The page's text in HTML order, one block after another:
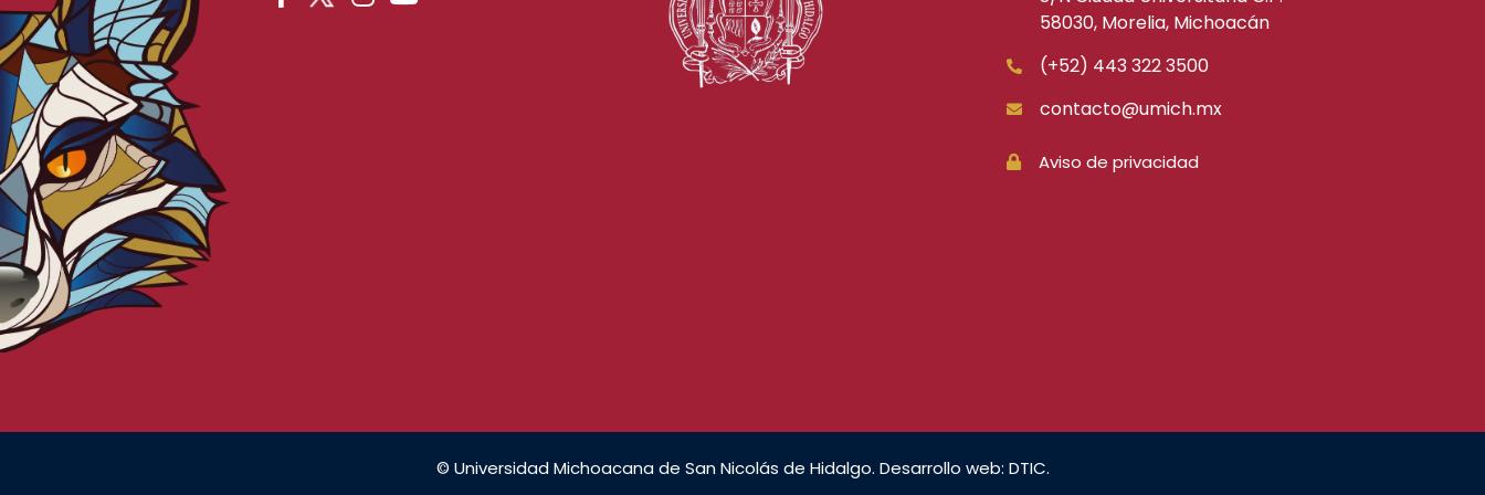
58030, Morelia, Michoacán
(+52) 443 322 3500
contacto@umich.mx
Aviso de privacidad
© Universidad Michoacana de San Nicolás de Hidalgo. Desarrollo web: DTIC.